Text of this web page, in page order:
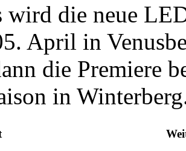
wird die neue
April in
die Premiere
in